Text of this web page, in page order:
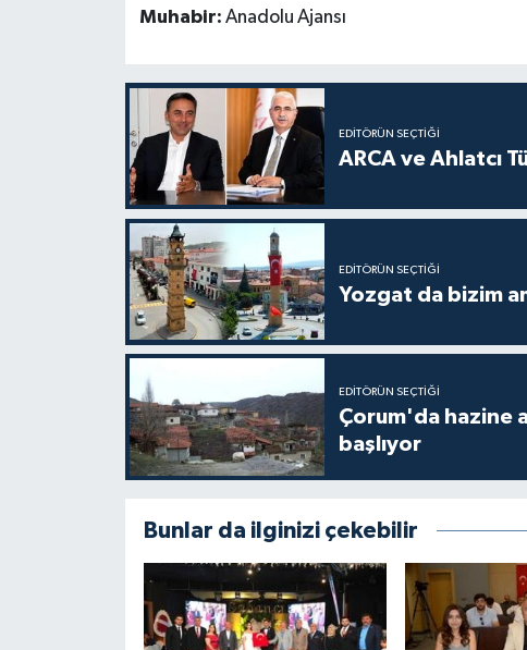
Muhabir: Anadolu Ajansı
EDITÖRÜN SEÇTIĞI
ARCA ve Ahlatcı
EDITÖRÜN SEÇTIĞI
Yozgat da bizim
EDITÖRÜN SEÇTIĞI
Çorum'da hazine
başlıyor
Bunlar da ilginizi çekebilir